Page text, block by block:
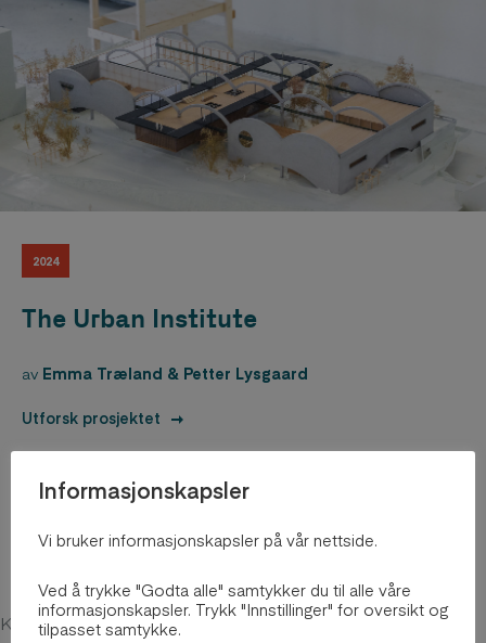
2024
The Urban Institute
av Emma Træland & Petter Lysgaard
Utforsk prosjektet
Kanskje du er interessert i
Informasjonskapsler
Vi bruker informasjonskapsler på vår nettside.
Ved å trykke "Godta alle" samtykker du til alle våre
informasjonskapsler. Trykk "Innstillinger" for oversikt og
tilpasset samtykke.